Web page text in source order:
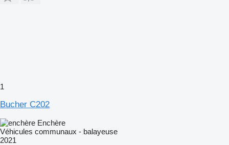
1
Bucher C202
Enchère
Véhicules communaux - balayeuse
2021